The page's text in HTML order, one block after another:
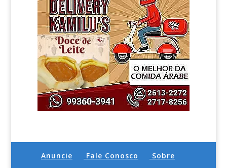
Anuncie Fale Conosco Sobre